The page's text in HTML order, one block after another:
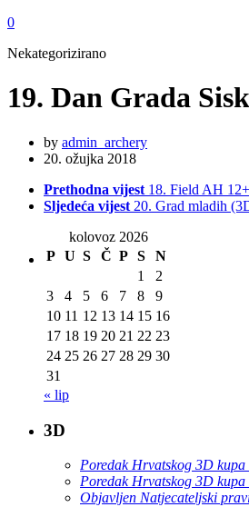
0
Nekategorizirano
19. Dan Grada
by admin_archery
20. ožujka 2018
Prethodna vijest 18. Field AH
Sljedeća vijest 20. Grad mladih
kolovoz 2026
P U S Č P S
N
1
2
3
4 5 6 7 8
9
10 11 12 13 14 15 16
17 18 19 20 21 22 23
24 25 26 27 28 29 30
31
« lip
3D
Poredak Hrvatskog 3D
Poredak Hrvatskog 3D
Objavljen Natjecateljski